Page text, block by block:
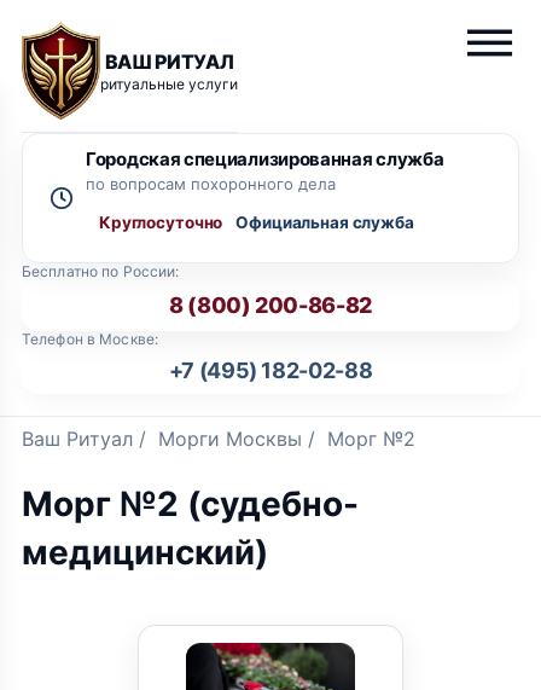
ВАШ РИТУАЛ
ритуальные услуги
Бесплатно по России:
8 (800) 200-86-82
Телефон в Москве:
+7 (495) 182-02-88
Городская специализированная служба
по вопросам похоронного дела
Круглосуточно
Ваш Ритуал / Морги Москвы / Морг №2
Морг №2 (судебно-
медицинский)